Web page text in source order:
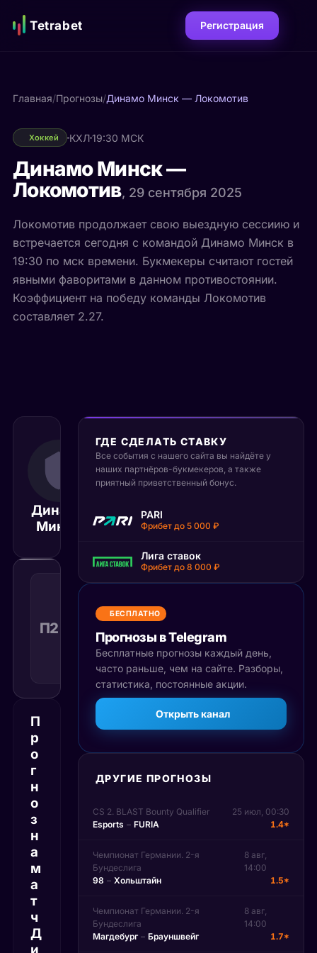
Tetrabet Регистрация
Главная/Прогнозы/Динамо Минск — Локомотив
Хоккей КХЛ19:30 МСК
Динамо Минск —
Локомотив, 29 сентября 2025
Локомотив продолжает свою выездную сессиию и
встречается сегодня с командой Динамо Минск в
19:30 по мск времени. Букмекеры считают гостей
явными фаворитами в данном противостоянии.
Коэффициент на победу команды Локомотив
составляет 2.27.
Динамо
Минск
29 сентября
2025
19:30
Матч завершён
П2 с ОТ
Победа
с
учетом
доп.
времени
Рекомендуемая
ставка
П
р
о
г
н
о
з
н
а
м
а
т
ч
Д
ГДЕ СДЕЛАТЬ СТАВКУ
Все события с нашего сайта вы найдёте у
наших партнёров-букмекеров, а также
приятный приветственный бонус.
PARI
Фрибет до 5 000 ₽
Лига ставок
Фрибет до 8 000 ₽
БЕСПЛАТНО
Прогнозы в Telegram
Бесплатные прогнозы каждый день,
часто раньше, чем на сайте. Разборы,
статистика, постоянные акции.
Открыть канал
ДРУГИЕ ПРОГНОЗЫ
CS 2. BLAST Bounty Qualifier
25 июл, 00:30
Esports – FURIA 1.4*
Чемпионат Германии. 2-я
Бундеслига
8 авг,
14:00
98 – Хольштайн 1.5*
Чемпионат Германии. 2-я
Бундеслига
8 авг,
14:00
Магдебург – Брауншвейг 1.7*